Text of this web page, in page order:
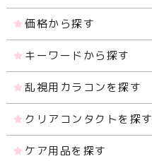
価格から探す
キーワードから探す
乱視用カラコンを探す
クリアコンタクトを探す
ケア用品を探す